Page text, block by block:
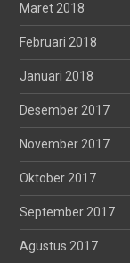
Maret 2018
Februari 2018
Januari 2018
Desember 2017
November 2017
Oktober 2017
September 2017
Agustus 2017